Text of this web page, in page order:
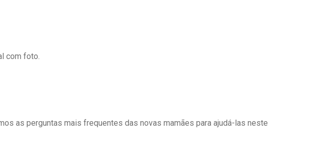
com foto.
as perguntas mais frequentes das novas mamães para ajudá-las neste